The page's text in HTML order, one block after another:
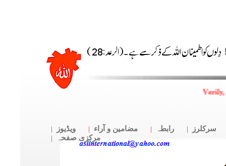
سرکلرز رابطہ مضامین و آراء
ویڈیوز
مرکزی صفحہ